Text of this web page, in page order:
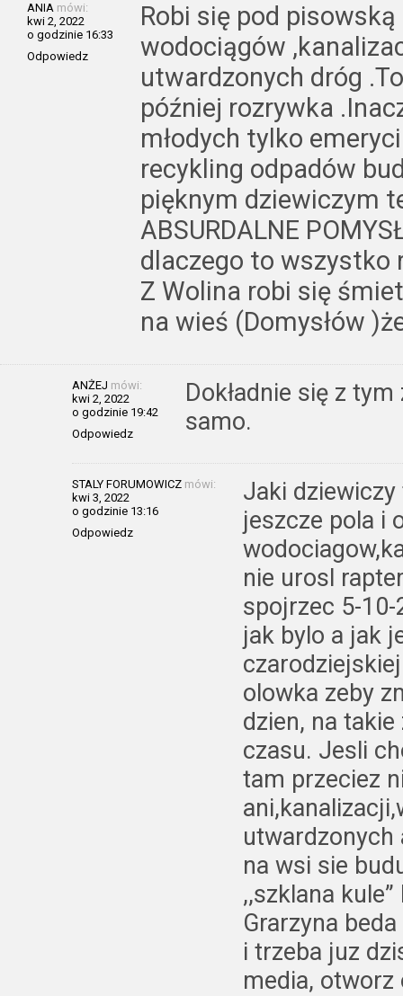
ANIA mówi:
kwi 2, 2022
o godzinie 16:33
Odpowiedz
Robi się pod
wodociągów
utwardzonych dróg
później rozrywka
młodych tylko
recykling odpadów
pięknym dziewiczym
ABSURDALNE
dlaczego to wszystko
Z Wolina robi się
na wieś (Domysłów
ANŻEJ mówi:
kwi 2, 2022
o godzinie 19:42
Odpowiedz
Dokładnie się z
samo.
STALY FORUMOWICZ mówi:
kwi 3, 2022
o godzinie 13:16
Odpowiedz
Jaki
jeszcze pola i
nie urosl
spojrzec 5-
jak bylo a jak
olowka zeby
dzien, na
czasu. Jesli
tam przeciez
utwardzonych
na wsi sie
,,szklana
Grarzyna
i trzeba juz
media, otworz